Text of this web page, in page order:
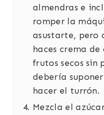
almendras e
romper la
asustarte, pero
haces crema
frutos secos sin
debería
hacer el turrón.
Mezcla el